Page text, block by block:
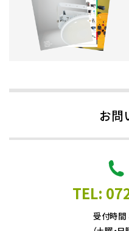
お問
TEL:
受付時